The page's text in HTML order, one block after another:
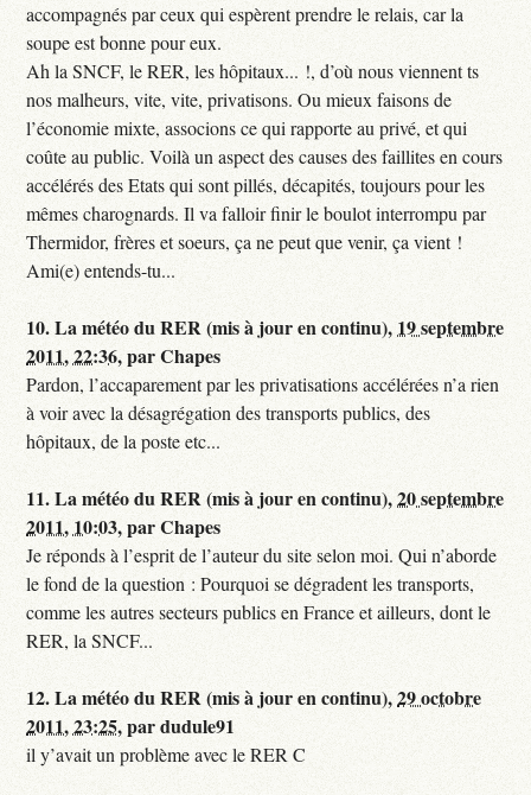
accompagnés par ceux qui espèrent prendre le relais, car la
soupe est bonne pour eux.
Ah la SNCF, le RER, les hôpitaux... !, d’où nous viennent ts
nos malheurs, vite, vite, privatisons. Ou mieux faisons de
l’économie mixte, associons ce qui rapporte au privé, et qui
coûte au public. Voilà un aspect des causes des faillites en cours
accélérés des Etats qui sont pillés, décapités, toujours pour les
mêmes charognards. Il va falloir finir le boulot interrompu par
Thermidor, frères et soeurs, ça ne peut que venir, ça vient !
Ami(e) entends-tu...
10.La météo du RER (mis à jour en continu), 19 septembre
2011, 22:36,parChapes
Pardon, l’accaparement par les privatisations accélérées n’a rien
à voir avec la désagrégation des transports publics, des
hôpitaux, de la poste etc...
11.La météo du RER (mis à jour en continu),20 septembre
2011, 10:03,parChapes
Je réponds à l’esprit de l’auteur du site selon moi. Qui n’aborde
le fond de la question : Pourquoi se dégradent les transports,
comme les autres secteurs publics en France et ailleurs, dont le
RER, la SNCF...
12.La météo du RER (mis à jour en continu),29 octobre
2011, 23:25,pardudule91
il y’avait un problème avec le RER C